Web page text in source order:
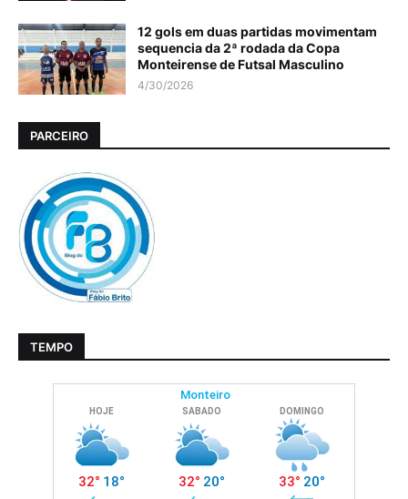
12 gols em duas partidas movimentam
sequencia da 2ª rodada da Copa
Monteirense de Futsal Masculino
4/30/2026
PARCEIRO
TEMPO